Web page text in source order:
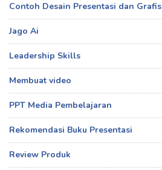
Contoh Desain Presentasi dan Grafis
Jago Ai
Leadership Skills
Membuat video
PPT Media Pembelajaran
Rekomendasi Buku Presentasi
Review Produk